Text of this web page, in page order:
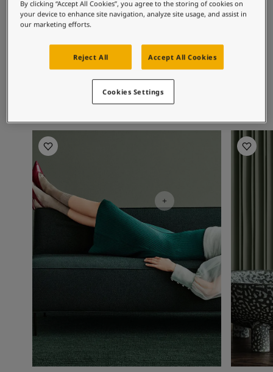
Bài viết
Our Services
Contact Us
Công Cụ Phối Màu
Tìm kiếm tài liệu kỹ thuật
Chốn Nuôi Dưỡng Tâm Hồn - Bộ Sưu Tập Mới Nhất Từ Jotun
Matching colours
Crisp
9918
Morning Fog
Bedroom inspiration Phòng
By clicking “Accept All Cookies”, you agree to the storing of cookies on
your device to enhance site navigation, analyze site usage, and assist in
our marketing efforts.
Reject All Accept All Cookies
Cookies Settings